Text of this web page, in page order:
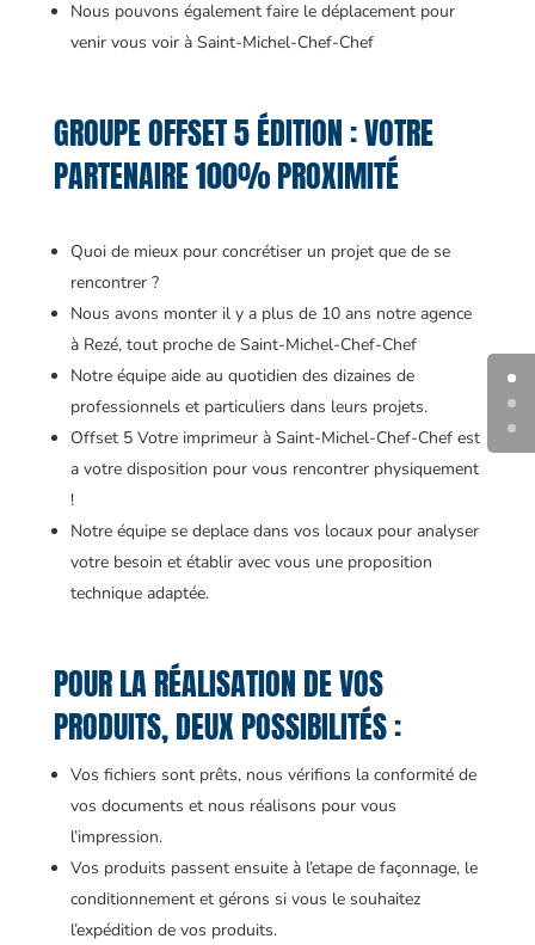
Nous pouvons également faire le déplacement pour
venir vous voir à Saint-Michel-Chef-Chef
GROUPE OFFSET 5 ÉDITION : VOTRE
PARTENAIRE 100% PROXIMITÉ
Quoi de mieux pour concrétiser un projet que de se
rencontrer ?
Nous avons monter il y a plus de 10 ans notre agence
à Rezé, tout proche de Saint-Michel-Chef-Chef
Notre équipe aide au quotidien des dizaines de
professionnels et particuliers dans leurs projets.
Offset 5 Votre imprimeur à Saint-Michel-Chef-Chef est
a votre disposition pour vous rencontrer physiquement
!
Notre équipe se deplace dans vos locaux pour analyser
votre besoin et établir avec vous une proposition
technique adaptée.
POUR LA RÉALISATION DE VOS
PRODUITS, DEUX POSSIBILITÉS :
Vos fichiers sont prêts, nous vérifions la conformité de
vos documents et nous réalisons pour vous
l’impression.
Vos produits passent ensuite à l’etape de façonnage, le
conditionnement et gérons si vous le souhaitez
l’expédition de vos produits.